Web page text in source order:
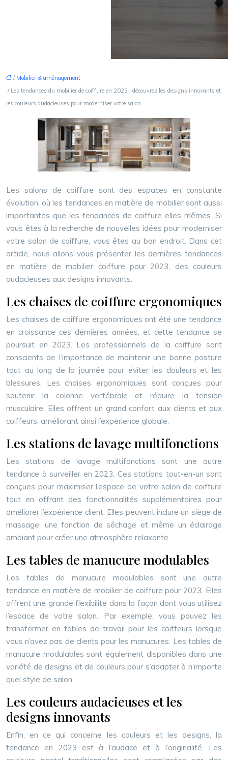
/ Mobilier & aménagement
/ Les tendances du mobilier de coiffure en 2023 : découvrez les designs innovants et
les couleurs audacieuses pour moderniser votre salon
Les salons de coiffure sont des espaces en constante
évolution, où les tendances en matière de mobilier sont aussi
importantes que les tendances de coiffure elles-mêmes. Si
vous êtes à la recherche de nouvelles idées pour moderniser
votre salon de coiffure, vous êtes au bon endroit. Dans cet
article, nous allons vous présenter les dernières tendances
en matière de mobilier coiffure pour 2023, des couleurs
audacieuses aux designs innovants.
Les chaises de coiffure ergonomiques
Les chaises de coiffure ergonomiques ont été une tendance
en croissance ces dernières années, et cette tendance se
poursuit en 2023. Les professionnels de la coiffure sont
conscients de l’importance de maintenir une bonne posture
tout au long de la journée pour éviter les douleurs et les
blessures. Les chaises ergonomiques sont conçues pour
soutenir la colonne vertébrale et réduire la tension
musculaire. Elles offrent un grand confort aux clients et aux
coiffeurs, améliorant ainsi l’expérience globale.
Les stations de lavage multifonctions
Les stations de lavage multifonctions sont une autre
tendance à surveiller en 2023. Ces stations tout-en-un sont
conçues pour maximiser l’espace de votre salon de coiffure
tout en offrant des fonctionnalités supplémentaires pour
améliorer l’expérience client. Elles peuvent inclure un siège de
massage, une fonction de séchage et même un éclairage
ambiant pour créer une atmosphère relaxante.
Les tables de manucure modulables
Les tables de manucure modulables sont une autre
tendance en matière de mobilier de coiffure pour 2023. Elles
offrent une grande flexibilité dans la façon dont vous utilisez
l’espace de votre salon. Par exemple, vous pouvez les
transformer en tables de travail pour les coiffeurs lorsque
vous n’avez pas de clients pour les manucures. Les tables de
manucure modulables sont également disponibles dans une
variété de designs et de couleurs pour s’adapter à n’importe
quel style de salon.
Les couleurs audacieuses et les
designs innovants
Enfin, en ce qui concerne les couleurs et les designs, la
tendance en 2023 est à l’audace et à l’originalité. Les